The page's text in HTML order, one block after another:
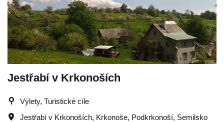
Jestřabí v Krkonoších
Výlety, Turistické cíle
Jestřabí v Krkonoších, Krkonoše, Podkrkonoší, Semilsko